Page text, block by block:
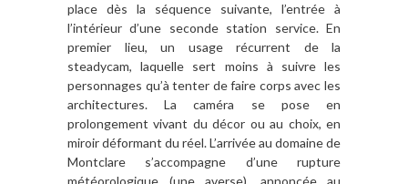
place dès la séquence suivante, l’entrée à
l’intérieur d’une seconde station service. En
premier lieu, un usage récurrent de la
steadycam, laquelle sert moins à suivre les
personnages qu’à tenter de faire corps avec les
architectures. La caméra se pose en
prolongement vivant du décor ou au choix, en
miroir déformant du réel. L’arrivée au domaine de
Montclare s’accompagne d’une rupture